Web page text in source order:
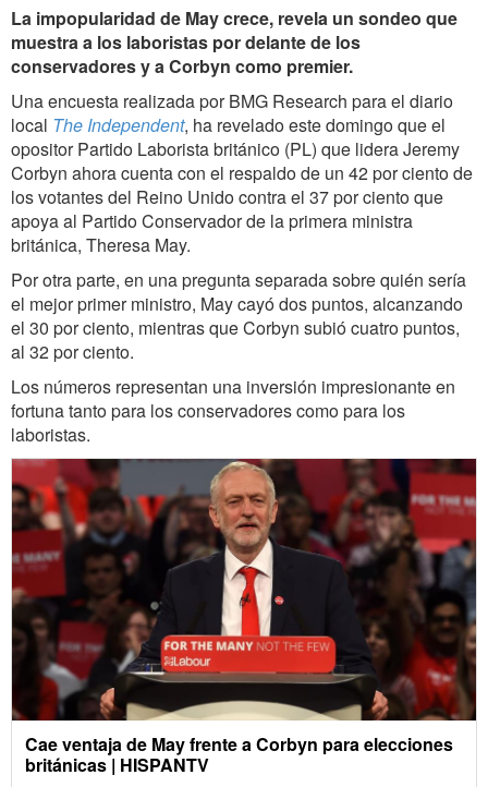
La impopularidad de May crece, revela un sondeo que
muestra a los laboristas por delante de los
conservadores y a Corbyn como premier.
Una encuesta realizada por BMG Research para el diario
local The Independent, ha revelado este domingo que el
opositor Partido Laborista británico (PL) que lidera Jeremy
Corbyn ahora cuenta con el respaldo de un 42 por ciento de
los votantes del Reino Unido contra el 37 por ciento que
apoya al Partido Conservador de la primera ministra
británica, Theresa May.
Por otra parte, en una pregunta separada sobre quién sería
el mejor primer ministro, May cayó dos puntos, alcanzando
el 30 por ciento, mientras que Corbyn subió cuatro puntos,
al 32 por ciento.
Los números representan una inversión impresionante en
fortuna tanto para los conservadores como para los
laboristas.
Cae ventaja de May frente a Corbyn para elecciones
británicas | HISPANTV